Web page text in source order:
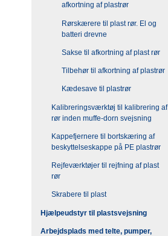
afkortning af plastrør
Rørskærere til plast rør. El og
batteri drevne
Sakse til afkortning af plast rør
Tilbehør til afkortning af plastrør
Kædesave til plastrør
Kalibreringsværktøj til kalibrering af
rør inden muffe-dorn svejsning
Kappefjernere til bortskæring af
beskyttelseskappe på PE plastrør
Rejfeværktøjer til rejfning af plast
rør
Skrabere til plast
Hjælpeudstyr til plastsvejsning
Arbejdsplads med telte, pumper,